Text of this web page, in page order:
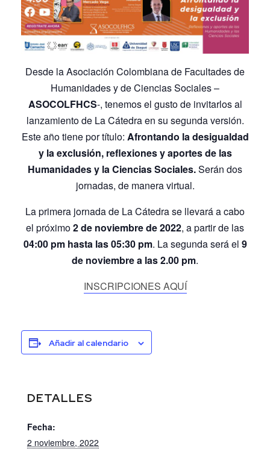
Desde la Asociación Colombiana de Facultades de
Humanidades y de Ciencias Sociales –
ASOCOLFHCS-, tenemos el gusto de invitarlos al
lanzamiento de La Cátedra en su segunda versión.
Este año tiene por título: Afrontando la desigualdad
y la exclusión, reflexiones y aportes de las
Humanidades y la Ciencias Sociales.Serán dos
jornadas, de manera virtual.
La primera jornada de La Cátedra se llevará a cabo
el próximo2 de noviembre de 2022, a partir de las
04:00 pm hasta las 05:30 pm. La segunda será el 9
de noviembre a las 2.00 pm.
INSCRIPCIONES AQUÍ
Añadir al calendario
DETALLES
Fecha:
2 noviembre, 2022